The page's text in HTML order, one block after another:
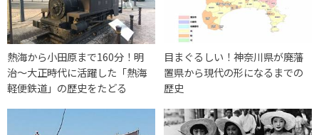
熱海から小田原まで160分！明
治〜大正時代に活躍した「熱海
軽便鉄道」の歴史をたどる
目まぐるしい！神奈川県が廃藩
置県から現代の形になるまでの
歴史